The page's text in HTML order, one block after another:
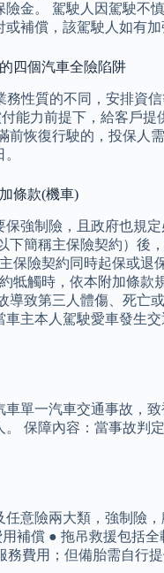
金。 駕駛人因駕駛不
補償，該駕駛人如有
四個汽車全險陷阱
務性質的不同，安排
能力前提下，給客戶
恢復行駛的，投保人
條款(機車)
強制險，且政府也規
簡稱主保險契約）後
保險契約同時起保或
牴觸時，依本附加條
導致第三人體傷、死
主本人駕駛愛車發生
單一汽車交通事故，
保障內容：當事故
意險兩大類，強制險
補償 ● 拖吊救援包括
費用；但備胎需自行